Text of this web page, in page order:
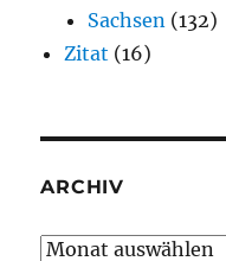
Sachsen (132)
Zitat (16)
ARCHIV
Archiv